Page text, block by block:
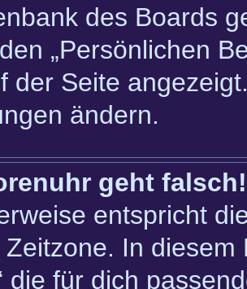
des Boards
„Persönlichen
der Seite
ändern.
geht falsch!
entspricht
In diesem
die für dich